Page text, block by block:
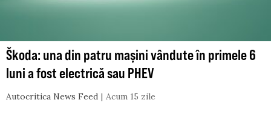
Škoda: una din patru mașini vândute în primele 6
luni a fost electrică sau PHEV
Autocritica News Feed Acum 15 zile